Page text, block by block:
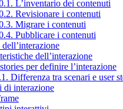
L’inventario dei contenuti
Revisionare i contenuti
Migrare i contenuti
Pubblicare i contenuti
dell’interazione
per definire l’interazione
Differenza tra scenari e user
di interazione